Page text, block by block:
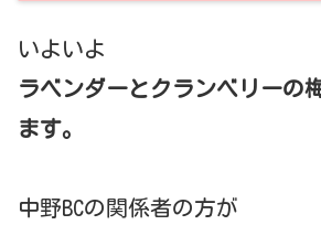
いよいよ
ラベンダーとクランベリーの
ます。
中野BCの関係者の方が